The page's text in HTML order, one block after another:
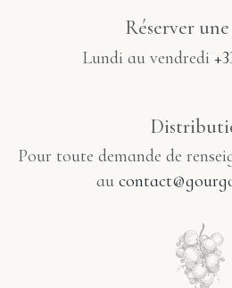
Réserver
Lundi au vendredi
Pour toute demande de
au